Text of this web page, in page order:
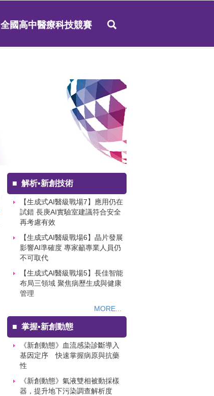
全國高中醫療科技競賽
■ 解析▪新創技術
【生成式AI醫級戰場7】應用仍在
試錯 長庚AI實驗室建議符合安全
再考慮有效
【生成式AI醫級戰場6】晶片發展
影響AI準確度 專家籲專業人員仍
不可取代
【生成式AI醫級戰場5】長佳智能
布局三領域 聚焦病歷生成與健康
管理
MORE...
■ 掌握▪新創動態
《新創動態》血流感染診斷導入
基因定序 快速掌握病原與抗藥
性
《新創動態》氣液雙相被動採樣
器，提升地下污染調查解析度